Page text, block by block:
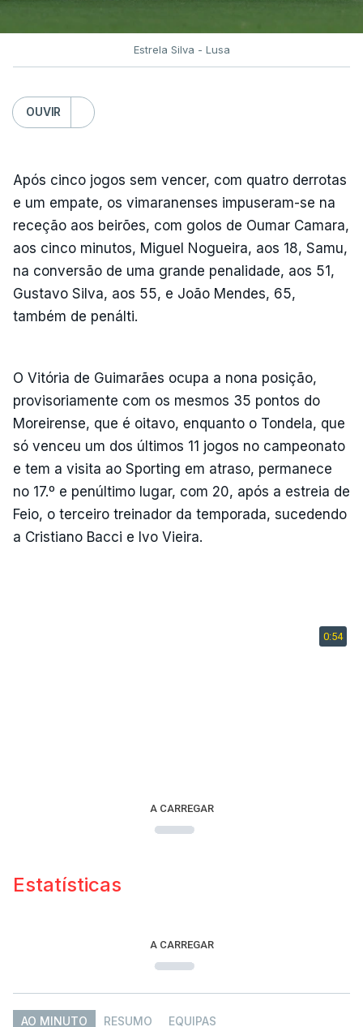
Estrela Silva - Lusa
OUVIR
Após cinco jogos sem vencer, com quatro derrotas
e um empate, os vimaranenses impuseram-se na
receção aos beirões, com golos de Oumar Camara,
aos cinco minutos, Miguel Nogueira, aos 18, Samu,
na conversão de uma grande penalidade, aos 51,
Gustavo Silva, aos 55, e João Mendes, 65,
também de penálti.
O Vitória de Guimarães ocupa a nona posição,
provisoriamente com os mesmos 35 pontos do
Moreirense, que é oitavo, enquanto o Tondela, que
só venceu um dos últimos 11 jogos no campeonato
e tem a visita ao Sporting em atraso, permanece
no 17.º e penúltimo lugar, com 20, após a estreia de
Feio, o terceiro treinador da temporada, sucedendo
a Cristiano Bacci e Ivo Vieira.
A CARREGAR
Estatísticas
A CARREGAR
AO MINUTO RESUMO EQUIPAS